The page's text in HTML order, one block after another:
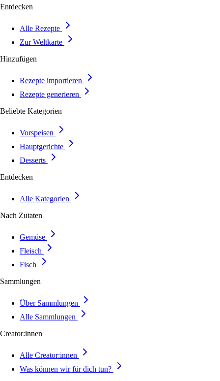
Entdecken
Alle Rezepte
Zur Weltkarte
Hinzufügen
Rezepte importieren
Rezepte generieren
Beliebte Kategorien
Vorspeisen
Hauptgerichte
Desserts
Entdecken
Alle Kategorien
Nach Zutaten
Gemüse
Fleisch
Fisch
Sammlungen
Über Sammlungen
Alle Sammlungen
Creator:innen
Alle Creator:innen
Was können wir für dich tun?